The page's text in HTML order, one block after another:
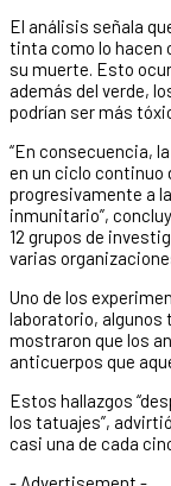
El análisis señala
tinta como lo hacen
su muerte. Esto
además del verde,
podrían ser más
“En consecuencia,
en un ciclo continuo
progresivamente a
inmunitario”,
12 grupos de
varias
Uno de los
laboratorio, algunos
mostraron que los
anticuerpos que
Estos hallazgos
los tatuajes”,
casi una de cada